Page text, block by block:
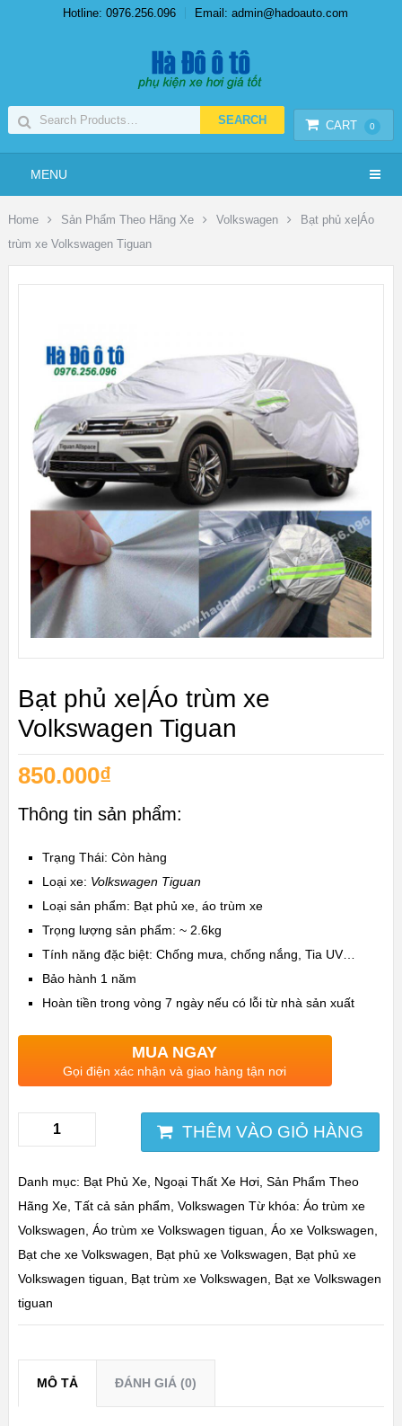
Hotline: 0976.256.096 Email: admin@hadoauto.com
CART 0
MENU
Home Sản Phẩm Theo Hãng Xe Volkswagen
Bạt phủ xe|Áo
trùm xe Volkswagen Tiguan
Bạt phủ xe|Áo trùm xe
Volkswagen Tiguan
850.000₫
Thông tin sản phẩm:
Trạng Thái: Còn hàng
Loại xe: Volkswagen Tiguan
Loại sản phẩm: Bạt phủ xe, áo trùm xe
Trọng lượng sản phẩm: ~ 2.6kg
Tính năng đặc biệt: Chống mưa, chống nắng, Tia UV…
Bảo hành 1 năm
Hoàn tiền trong vòng 7 ngày nếu có lỗi từ nhà sản xuất
MUA NGAY
Gọi điện xác nhận và giao hàng tận nơi
THÊM VÀO GIỎ HÀNG
Danh mục: Bạt Phủ Xe, Ngoại Thất Xe Hơi, Sản Phẩm Theo
Hãng Xe, Tất cả sản phẩm, Volkswagen Từ khóa: Áo trùm xe
Volkswagen, Áo trùm xe Volkswagen tiguan, Áo xe Volkswagen,
Bạt che xe Volkswagen, Bạt phủ xe Volkswagen, Bạt phủ xe
Volkswagen tiguan, Bạt trùm xe Volkswagen, Bạt xe Volkswagen
tiguan
MÔ TẢ ĐÁNH GIÁ (0)